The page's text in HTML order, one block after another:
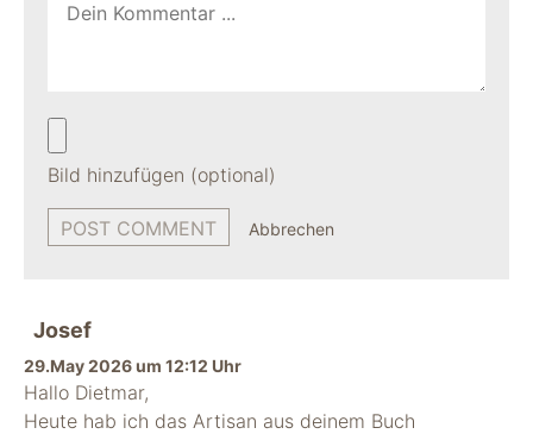
Bild hinzufügen (optional)
Abbrechen
Josef
29.May 2026 um 12:12 Uhr
Hallo Dietmar,
Heute hab ich das Artisan aus deinem Buch